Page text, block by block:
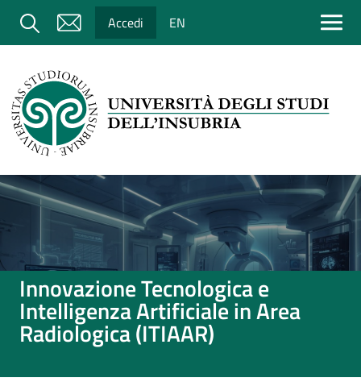
Salta al contenuto principale
Cerca Accedi EN
Immagine
Innovazione Tecnologica e
Intelligenza Artificiale in Area
Radiologica (ITIAAR)